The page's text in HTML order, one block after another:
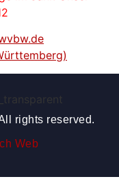
rights reserved.
Web